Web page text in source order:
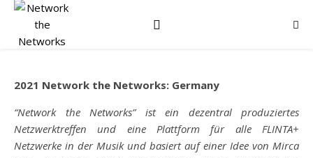
2021 Network the Networks: Germany
“Network the Networks” ist ein dezentral produziertes
Netzwerktreffen und eine Plattform für alle FLINTA+
Netzwerke in der Musik und basiert auf einer Idee von Mirca